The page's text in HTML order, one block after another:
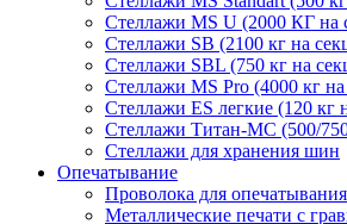
Стеллажи MS U (2000 КГ на
Стеллажи SB (2100 кг на
Стеллажи SBL (750 кг на
Стеллажи MS Pro (4000 кг
Стеллажи ES легкие (120 кг
Стеллажи Титан-МС (500/
Стеллажи для хранения шин
Опечатывание
Проволока для опечатывания
Металлические печати с